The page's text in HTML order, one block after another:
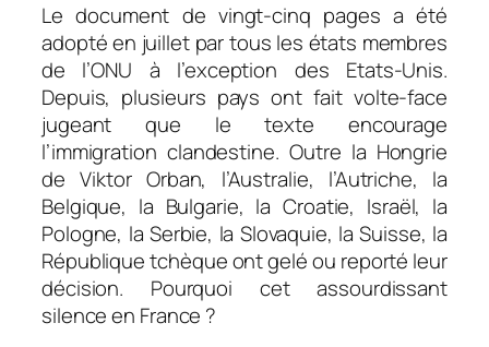
Le document de vingt-cinq pages a été
adopté en juillet par tous les états membres
de l’ONU à l’exception des Etats-Unis.
Depuis, plusieurs pays ont fait volte-face
jugeant que le texte encourage
l’immigration clandestine. Outre la Hongrie
de Viktor Orban, l’Australie, l’Autriche, la
Belgique, la Bulgarie, la Croatie, Israël, la
Pologne, la Serbie, la Slovaquie, la Suisse, la
République tchèque ont gelé ou reporté leur
décision. Pourquoi cet assourdissant
silence en France ?